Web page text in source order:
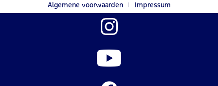
Algemene voorwaarden
Impressum